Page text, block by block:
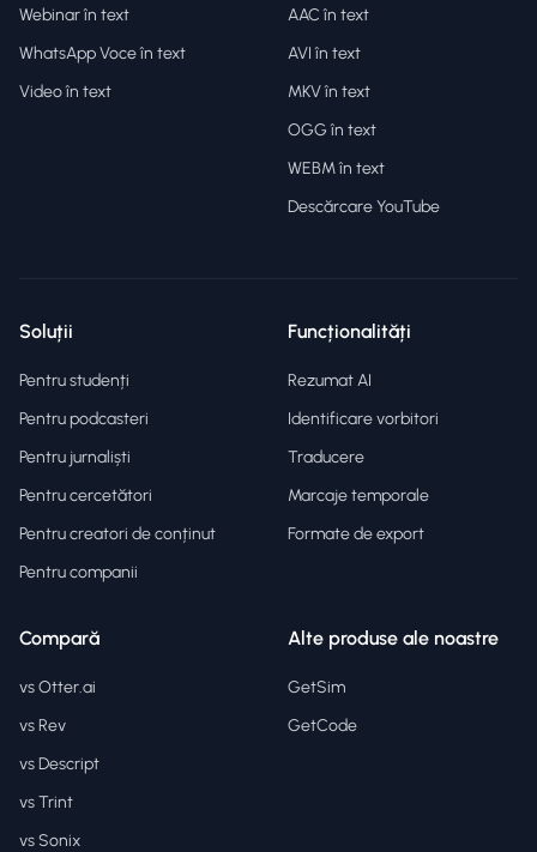
Webinar în text
WhatsApp Voce în text
Video în text
AAC în text
AVI în text
MKV în text
OGG în text
WEBM în text
Descărcare YouTube
Soluții
Pentru studenți
Pentru podcasteri
Pentru jurnaliști
Pentru cercetători
Pentru creatori de conținut
Pentru companii
Funcționalități
Rezumat AI
Identificare vorbitori
Traducere
Marcaje temporale
Formate de export
Compară
vs Otter.ai
vs Rev
vs Descript
vs Trint
vs Sonix
Alte produse ale noastre
GetSim
GetCode